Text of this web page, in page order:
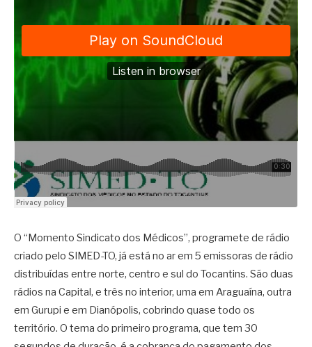
O “Momento Sindicato dos Médicos”, programete de rádio
criado pelo SIMED-TO, já está no ar em 5 emissoras de rádio
distribuídas entre norte, centro e sul do Tocantins. São duas
rádios na Capital, e três no interior, uma em Araguaína, outra
em Gurupi e em Dianópolis, cobrindo quase todo os
território. O tema do primeiro programa, que tem 30